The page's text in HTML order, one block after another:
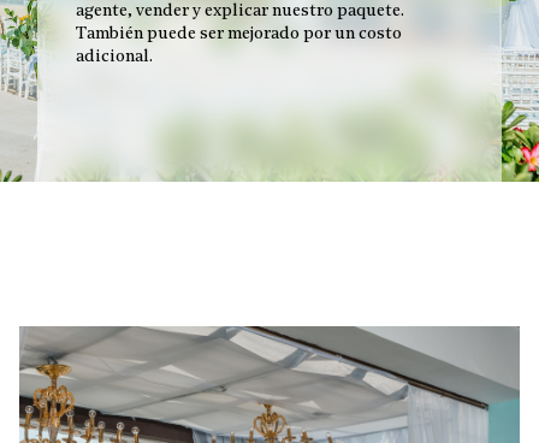
agente, vender y explicar nuestro paquete.
También puede ser mejorado por un costo
adicional.